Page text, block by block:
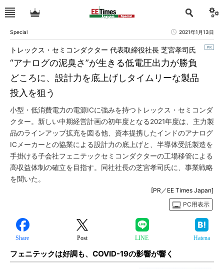
Special 2021年1月13日
“アナログの泥臭さ”が生きる低電圧出力が勝負
どころに、設計力を底上げしタイムリーな製品
投入を狙う
トレックス・セミコンダクター 代表取締役社長 芝宮孝司氏
小型・低消費電力の電源ICに強みを持つトレックス・セミコンダ
クター。新しい中期経営計画の初年度となる2021年度は、主力製
品のラインアップ拡充を図る他、資本提携したインドのアナログ
ICメーカーとの協業による設計力の底上げと、半導体受託製造を
手掛ける子会社フェニテックセミコンダクターの工場移管による
高収益体制の確立を目指す。同社社長の芝宮孝司氏に、事業戦略
を聞いた。
[PR／EE Times Japan]
PC用表示
Share Post LINE Hatena
フェニテックは好調も、COVID-19の影響が響く